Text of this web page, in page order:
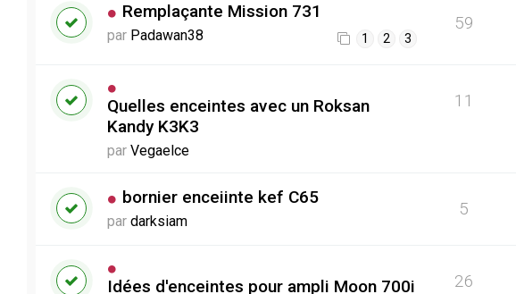
Remplaçante Mission 731
par Padawan38 1 2 3
59
Quelles enceintes avec un Roksan
Kandy K3K3
par Vegaelce
11
bornier enceiinte kef C65
par darksiam
5
Idées d'enceintes pour ampli Moon 700i
26